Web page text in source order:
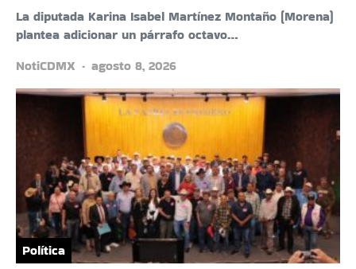
La diputada Karina Isabel Martínez Montaño (Morena)
plantea adicionar un párrafo octavo…
NotiCDMX
agosto 8, 2026
Política